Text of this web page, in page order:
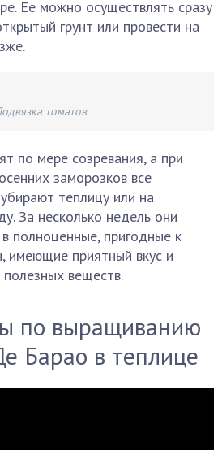
Ее можно осуществлять сразу
грунт или провести на
томатов
по мере созревания, а при
заморозков все
теплицу или на
За несколько недель они
в полноценные, пригодные к
имеющие приятный вкус и
веществ.
по выращиванию
Барао в теплице